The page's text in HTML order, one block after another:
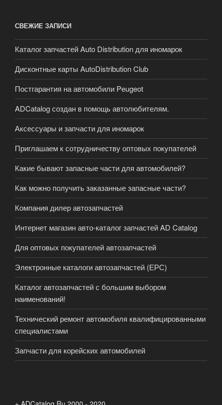
СВЕЖИЕ ЗАПИСИ
Каталог запчастей Auto Distribution для иномарок
Дисконтные карты AutoDistribution Club
Постгарантия на автомобили Peugeot
ADCatalog создан в помощь автолюбителям.
Аксессуары и запчасти для иномарок
Приглашаем к сотрудничеству оптовых покупателей
Какие бывают запасные части для автомобилей?
Как можно получить заказанные запасные части?
Компания дилер автозапчастей
Интернет магазин авто-каталог запчастей AD Catalog
Для оптовых покупателей автозапчастей
Электронные каталоги автозапчастей (ЕРС)
Каталог автозапчастей с большим выбором
наименований!
Технический ремонт автомобиля квалифицированными
специалистами
Запчасти для корейских автомобилей